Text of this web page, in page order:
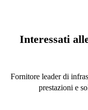
Interessati
Fornitore leader di
prestazioni e